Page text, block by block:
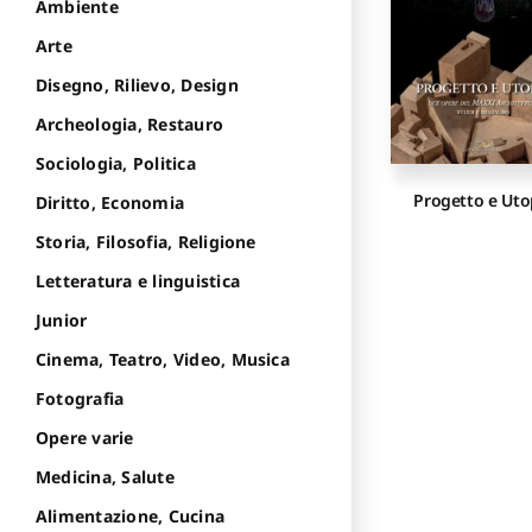
Progetto e
Ambiente
Arte
Disegno, Rilievo, Design
Archeologia, Restauro
Sociologia, Politica
Diritto, Economia
Storia, Filosofia, Religione
Letteratura e linguistica
Junior
Cinema, Teatro, Video, Musica
Fotografia
Opere varie
Medicina, Salute
Alimentazione, Cucina